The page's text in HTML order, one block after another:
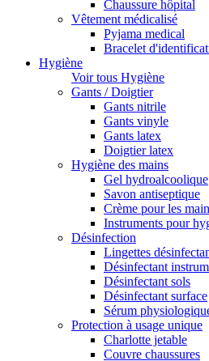
Chaussure hôpital
Vêtement médicalisé
Pyjama medical
Bracelet
Hygiène
Voir tous Hygiène
Gants / Doigtier
Gants nitrile
Gants vinyle
Gants latex
Doigtier latex
Hygiène des mains
Gel hydroalcoolique
Savon antiseptique
Crème pour les
Instruments pour
Désinfection
Lingettes
Désinfectant
Désinfectant sols
Désinfectant surface
Sérum
Protection à usage unique
Charlotte jetable
Couvre chaussures